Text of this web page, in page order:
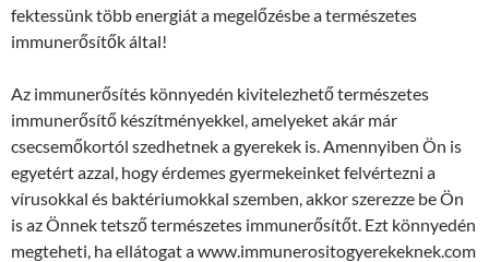
fektessünk több energiát a megelőzésbe a természetes
immunerősítők által!
Az immunerősítés könnyedén kivitelezhető természetes
immunerősítő készítményekkel, amelyeket akár már
csecsemőkortól szedhetnek a gyerekek is. Amennyiben Ön is
egyetért azzal, hogy érdemes gyermekeinket felvértezni a
vírusokkal és baktériumokkal szemben, akkor szerezze be Ön
is az Önnek tetsző természetes immunerősítőt. Ezt könnyedén
megteheti, ha ellátogat a www.immunerositogyerekeknek.com